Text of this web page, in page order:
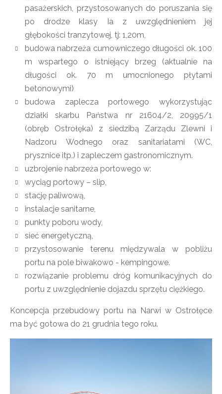
pasażerskich, przystosowanych do poruszania się
po drodze klasy Ia z uwzględnieniem jej
głębokości tranzytowej, tj: 1,20m,
budowa nabrzeża cumowniczego długości ok. 100
m wspartego o istniejący brzeg (aktualnie na
długości ok. 70 m umocnionego płytami
betonowymi)
budowa zaplecza portowego wykorzystując
działki skarbu Państwa nr 21604/2, 20995/1
(obręb Ostrołęka) z siedzibą Zarządu Zlewni i
Nadzoru Wodnego oraz sanitariatami (WC,
prysznice itp.) i zapleczem gastronomicznym.
uzbrojenie nabrzeża portowego w:
wyciąg portowy – slip,
stację paliwową,
instalacje sanitarne,
punkty poboru wody,
sieć energetyczną,
przystosowanie terenu międzywala w pobliżu
portu na pole biwakowo - kempingowe.
rozwiązanie problemu dróg komunikacyjnych do
portu z uwzględnienie dojazdu sprzętu ciężkiego.
Koncepcja przebudowy portu na Narwi w Ostrołęce
ma być gotowa do 21 grudnia tego roku.